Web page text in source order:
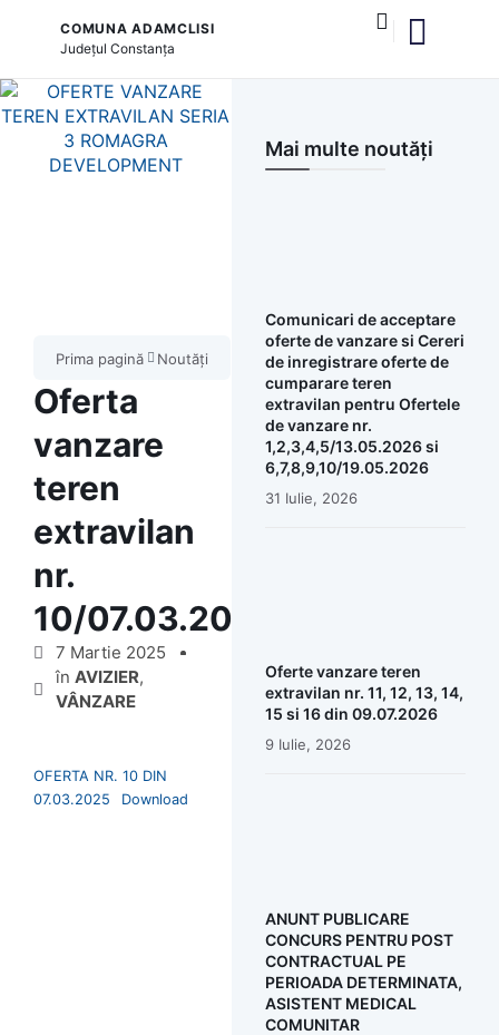
COMUNA ADAMCLISI
JudețulConstanța
Prima pagină Noutăți
Oferta
vanzare
teren
extravilan
nr.
10/07.03.2025
7 Martie 2025
în AVIZIER,
VÂNZARE
OFERTA NR. 10 DIN
07.03.2025
Download
Mai multe noutăți
Comunicari de acceptare
oferte de vanzare si Cereri
de inregistrare oferte de
cumparare teren
extravilan pentru Ofertele
de vanzare nr.
1,2,3,4,5/13.05.2026 si
6,7,8,9,10/19.05.2026
31 Iulie, 2026
Oferte vanzare teren
extravilan nr. 11, 12, 13, 14,
15 si 16 din 09.07.2026
9 Iulie, 2026
ANUNT PUBLICARE
CONCURS PENTRU POST
CONTRACTUAL PE
PERIOADA DETERMINATA,
ASISTENT MEDICAL
COMUNITAR